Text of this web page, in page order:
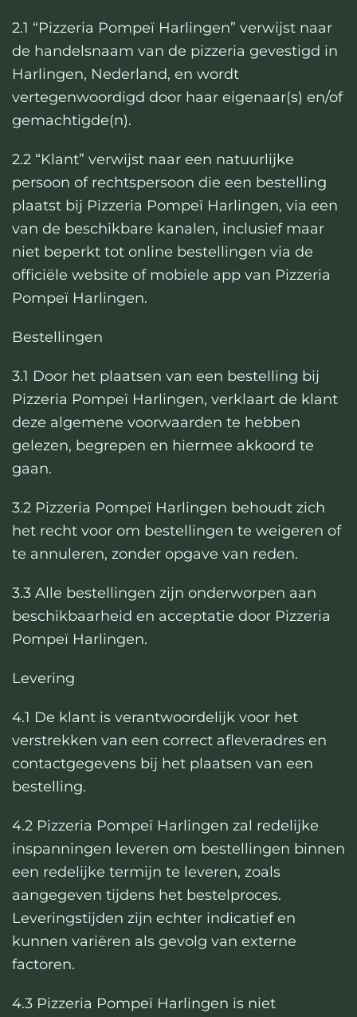
2.1 “Pizzeria Pompeï Harlingen” verwijst naar
de handelsnaam van de pizzeria gevestigd in
Harlingen, Nederland, en wordt
vertegenwoordigd door haar eigenaar(s) en/of
gemachtigde(n).
2.2 “Klant” verwijst naar een natuurlijke
persoon of rechtspersoon die een bestelling
plaatst bij Pizzeria Pompeï Harlingen, via een
van de beschikbare kanalen, inclusief maar
niet beperkt tot online bestellingen via de
officiële website of mobiele app van Pizzeria
Pompeï Harlingen.
Bestellingen
3.1 Door het plaatsen van een bestelling bij
Pizzeria Pompeï Harlingen, verklaart de klant
deze algemene voorwaarden te hebben
gelezen, begrepen en hiermee akkoord te
gaan.
3.2 Pizzeria Pompeï Harlingen behoudt zich
het recht voor om bestellingen te weigeren of
te annuleren, zonder opgave van reden.
3.3 Alle bestellingen zijn onderworpen aan
beschikbaarheid en acceptatie door Pizzeria
Pompeï Harlingen.
Levering
4.1 De klant is verantwoordelijk voor het
verstrekken van een correct afleveradres en
contactgegevens bij het plaatsen van een
bestelling.
4.2 Pizzeria Pompeï Harlingen zal redelijke
inspanningen leveren om bestellingen binnen
een redelijke termijn te leveren, zoals
aangegeven tijdens het bestelproces.
Leveringstijden zijn echter indicatief en
kunnen variëren als gevolg van externe
factoren.
4.3 Pizzeria Pompeï Harlingen is niet